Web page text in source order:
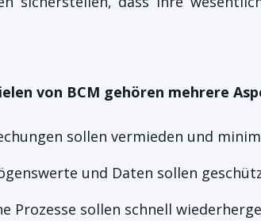
von BCM gehören mehrere
sollen vermieden und
und Daten sollen
Prozesse sollen schnell